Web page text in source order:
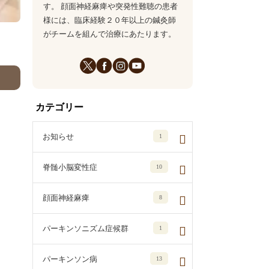
す。 顔面神経麻痺や突発性難聴の患者
様には、臨床経験２０年以上の鍼灸師
がチームを組んで治療にあたります。
カテゴリー
お知らせ 1
脊髄小脳変性症 10
顔面神経麻痺 8
パーキンソニズム症候群 1
パーキンソン病 13